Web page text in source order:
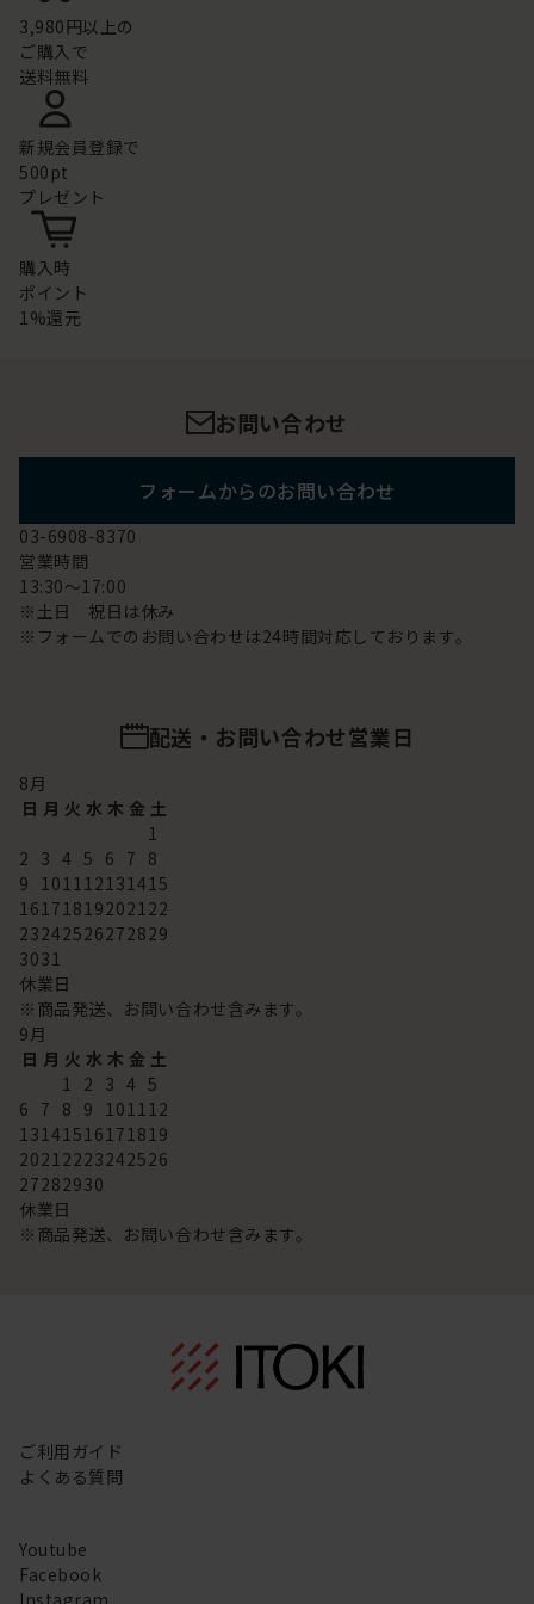
3,980円以上の
ご購入で
送料無料
新規会員登録で
500pt
プレゼント
購入時
ポイント
1%還元
お問い合わせ
フォームからのお問い合わせ
03-6908-8370
営業時間
13:30～17:00
※土日 祝日は休み
※フォームでのお問い合わせは24時間対応しております。
配送・お問い合わせ営業日
8 月
日 月 火 水 木 金 土
1
2 3 4 5 6 7 8
9
10 11 12 13 14 15
16 17 18 192021 22
23242526272829
3031
休業日
※商品発送、お問い合わせ含みます。
9 月
日 月 火 水 木 金 土
1
2 3 4 5
6 7 8 9 10 11 12
13 14 15 16 17 18 19
2021 2223242526
27282930
休業日
※商品発送、お問い合わせ含みます。
ご利用ガイド
よくある質問
Youtube
Facebook
Instagram